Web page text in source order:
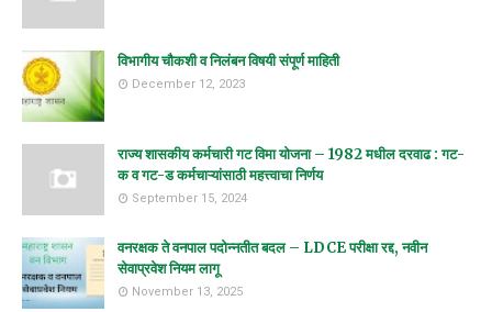
विभागीय चौकशी व निलंबन विषयी संपूर्ण माहिती
December 12, 2023
राज्य शासकीय कर्मचारी गट विमा योजना – 1982 मधील दरवाढ : गट-
क व गट-ड कर्मचाऱ्यांसाठी महत्त्वाचा निर्णय
September 15, 2024
वनरक्षक ते वनपाल पदोन्नतीत बदल – LDCE परीक्षा रद्द, नवीन
सेवाप्रवेश नियम लागू
November 13, 2025